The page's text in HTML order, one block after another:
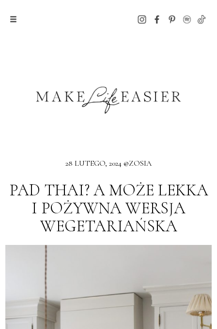
28 LUTEGO, 2024 @ZOSIA
PAD THAI? A MOŻE LEKKA
I POŻYWNA WERSJA
WEGETARIAŃSKA